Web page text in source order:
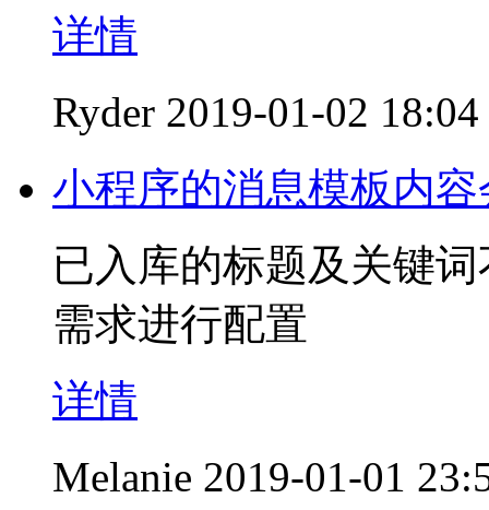
详情
Ryder 2019-01-02 18:04
小程序的消息模板内
已入库的标题及关键
需求进行配置
详情
Melanie 2019-01-01